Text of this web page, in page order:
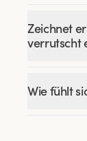
Zeichnet
verrutscht
Wie fühlt